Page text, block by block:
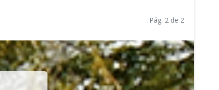
Pág. 2 de 2